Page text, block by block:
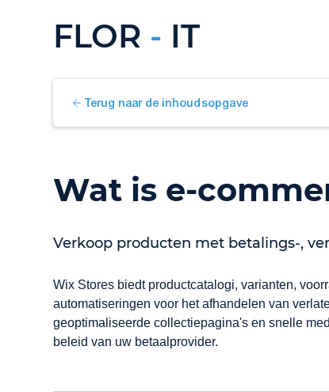
FLOR - IT
Terug naar de inhoudsopgave
Wat is e-
Verkoop producten met betalings-,
Wix Stores biedt productcatalogi, varianten,
automatiseringen voor het afhandelen van
geoptimaliseerde collectiepagina's en snelle
beleid van uw betaalprovider.